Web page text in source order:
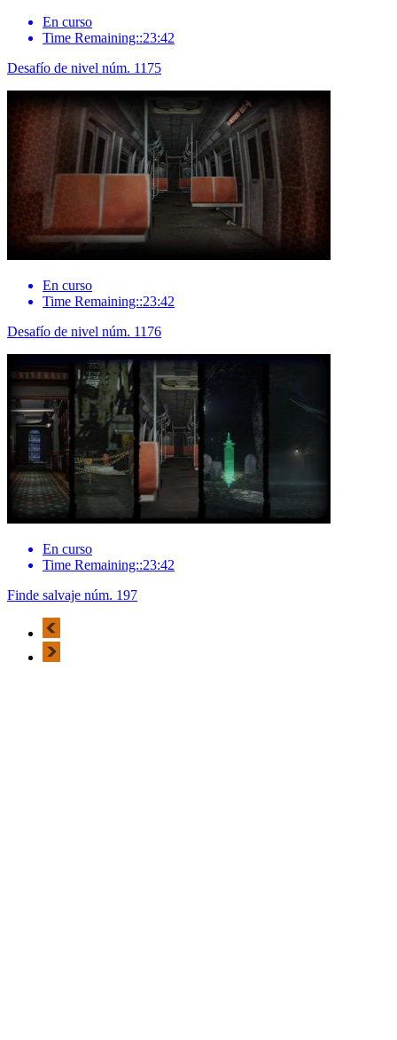
En curso
Time Remaining::23:42
Desafío de nivel núm. 1175
En curso
Time Remaining::23:42
Desafío de nivel núm. 1176
En curso
Time Remaining::23:42
Finde salvaje núm. 197